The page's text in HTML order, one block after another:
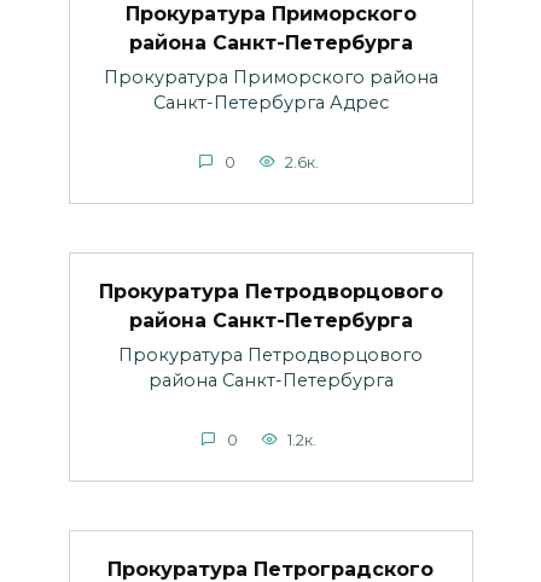
Прокуратура Приморского
района Санкт-Петербурга
Прокуратура Приморского района
Санкт-Петербурга Адрес
0 2.6к.
Прокуратура Петродворцового
района Санкт-Петербурга
Прокуратура Петродворцового
района Санкт-Петербурга
0 1.2к.
Прокуратура Петроградского